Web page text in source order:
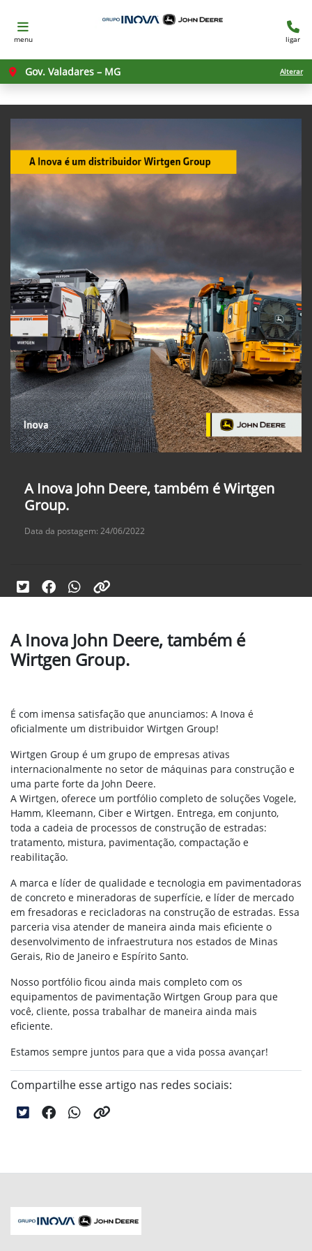
menu ligar
Gov. Valadares – MG Alterar
A Inova John Deere, também é Wirtgen
Group.
Data da postagem: 24/06/2022
A Inova John Deere, também é
Wirtgen Group.
É com imensa satisfação que anunciamos: A Inova é
oficialmente um distribuidor Wirtgen Group!
Wirtgen Group é um grupo de empresas ativas
internacionalmente no setor de máquinas para construção e
uma parte forte da John Deere.
A Wirtgen, oferece um portfólio completo de soluções Vogele,
Hamm, Kleemann, Ciber e Wirtgen. Entrega, em conjunto,
toda a cadeia de processos de construção de estradas:
tratamento, mistura, pavimentação, compactação e
reabilitação.
A marca e líder de qualidade e tecnologia em pavimentadoras
de concreto e mineradoras de superfície, e líder de mercado
em fresadoras e recicladoras na construção de estradas. Essa
parceria visa atender de maneira ainda mais eficiente o
desenvolvimento de infraestrutura nos estados de Minas
Gerais, Rio de Janeiro e Espírito Santo.
Nosso portfólio ficou ainda mais completo com os
equipamentos de pavimentação Wirtgen Group para que
você, cliente, possa trabalhar de maneira ainda mais
eficiente.
Estamos sempre juntos para que a vida possa avançar!
Compartilhe esse artigo nas redes sociais: